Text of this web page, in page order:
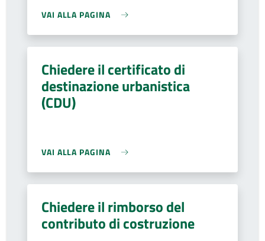
VAI ALLA PAGINA
Chiedere il certificato di
destinazione urbanistica
(CDU)
VAI ALLA PAGINA
Chiedere il rimborso del
contributo di costruzione